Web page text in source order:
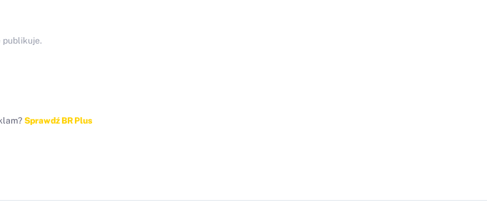
publikuje.
Sprawdź BR Plus